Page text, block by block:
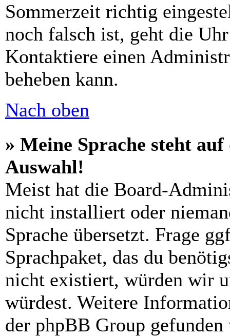
Sommerzeit richtig
noch falsch ist, geht die
Kontaktiere einen
beheben kann.
Nach oben
» Meine Sprache steht
Auswahl!
Meist hat die Board-
nicht installiert oder
Sprache übersetzt. Frage
Sprachpaket, das du
nicht existiert, würden wir
würdest. Weitere
der phpBB Group